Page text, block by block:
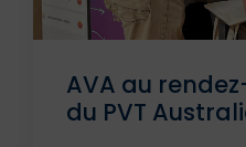
AVA au
du PVT